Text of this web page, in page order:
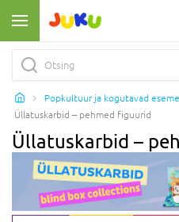
Popkultuur ja kogutavad
Üllatuskarbid – pehmed figuurid
Üllatuskarbid –